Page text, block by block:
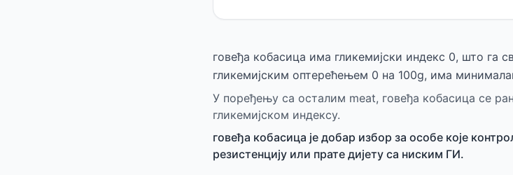
говеђа кобасица има гликемијски индекс 0, што га
гликемијским оптерећењем 0 на 100g, има
У поређењу са осталим meat, говеђа кобасица се
гликемијском индексу.
говеђа кобасица је добар избор за особе које
резистенцију или прате дијету са ниским ГИ.